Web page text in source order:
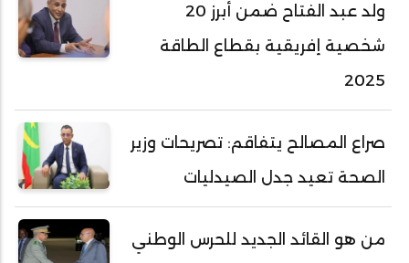
أحمد محفوظ حسني
أحمد محمد عبدالرحمن أمين
أحمد محمود محمد المامي النيسان
أحمد هارون الشيخ سيديا
أحمد ولد آبه
أحمد ولد الديه
ولد عبد الفتاح ضمن أبرز 20
شخصية إفريقية بقطاع الطاقة
2025
صراع المصالح يتفاقم: تصريحات وزير
الصحة تعيد جدل الصيدليات
من هو القائد الجديد للحرس الوطني